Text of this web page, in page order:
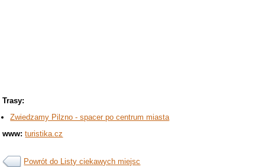
Trasy:
Zwiedzamy Pilzno - spacer po centrum miasta
www: turistika.cz
Powrót do Listy ciekawych miejsc